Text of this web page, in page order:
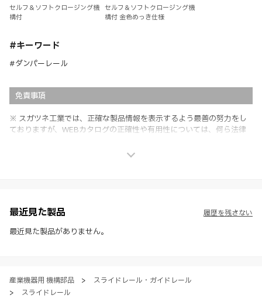
セルフ＆ソフトクロージング機
構付
セルフ＆ソフトクロージング機
構付 金色めっき仕様
#キーワード
#ダンパーレール
免責事項
※ スガツネ工業では、正確な製品情報を表示するよう最善の努力をし
ておりますが、WEBカタログの正確性や有用性については、何ら法律
社製品の使用ご検討、又は販売促進目的の利用に限ります。
※ 本WEBサイト製品情報のご利用にあたっては、WEBサイト利用規
約、プライバシーポリシー、製品情報ガイドをご確認いただき、内容の
最近見た製品
最近見た製品がありません。
履歴を残さない
産業機器用 機構部品 >
スライドレール・ガイドレール
>
スライドレール